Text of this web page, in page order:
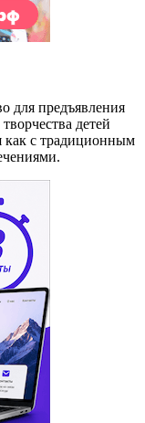
для предъявления
детей
как с традиционным